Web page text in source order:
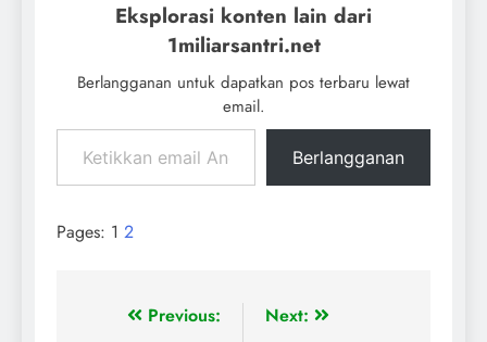
Eksplorasi konten lain dari
1miliarsantri.net
Berlangganan untuk dapatkan pos terbaru lewat
email.
Berlangganan
Pages: 1 2
Previous:
Next: